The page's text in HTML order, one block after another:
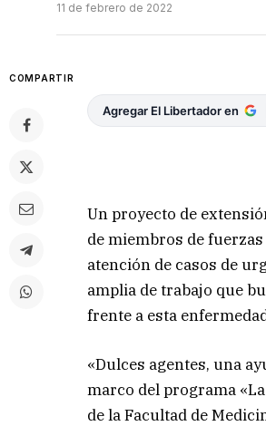
11 de febrero de 2022
COMPARTIR
Agregar El Libertador en
Un proyecto de
de miembros de
atención de casos de
amplia de trabajo que
frente a esta
«Dulces agentes, una
marco del programa
de la Facultad de